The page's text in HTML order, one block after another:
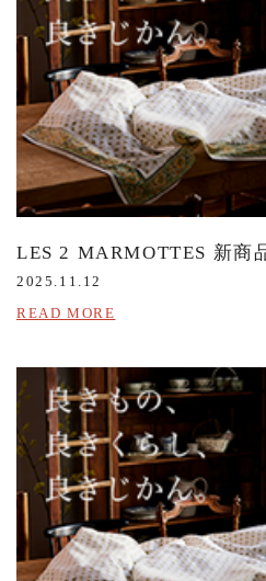
LES 2 MARMOTTES 新商
2025.11.12
READ MORE